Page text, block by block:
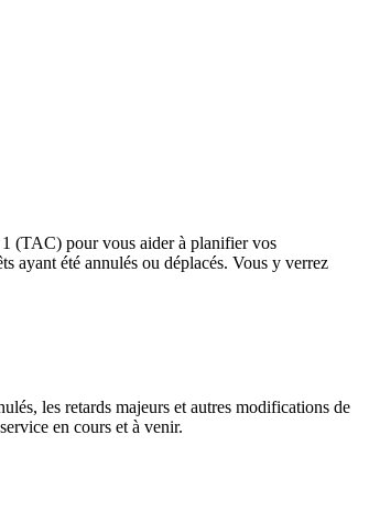
(TAC) pour vous aider à planifier vos
ayant été annulés ou déplacés. Vous y verrez
les retards majeurs et autres modifications de
en cours et à venir.